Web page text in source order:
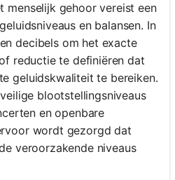
menselijk gehoor vereist een
en balansen. In
decibels om het exacte
reductie te definiëren dat
geluidskwaliteit te bereiken.
blootstellingsniveaus
en openbare
wordt gezorgd dat
veroorzakende niveaus